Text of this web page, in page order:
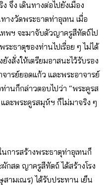
จึง เดินทางต่อไปยังเมือง
งวัดพระธาตท่าอุเทน เมื่อ
พฯ จะมาจับตัวญาครูสีทัตถ์ไป
ะธาตุของท่านไปเรื่อย ๆ ไม่ได้
งสั่งให้เตรียมอาสนะไว้รับรอง
ารย์ยอดแก้ว และพระอาจารย์
นก็กล่าวตอบไปว่า “พระคูรส
ละพระคูรสมุห์ฯ ก็ไม่มาจริง ๆ
การสร้างพระธาตุท่าอุเทนก็
กสด ญาครูสีทัตถ์ ได้สร้างโรง
ามเณร) ได้รับประทาน เย็น